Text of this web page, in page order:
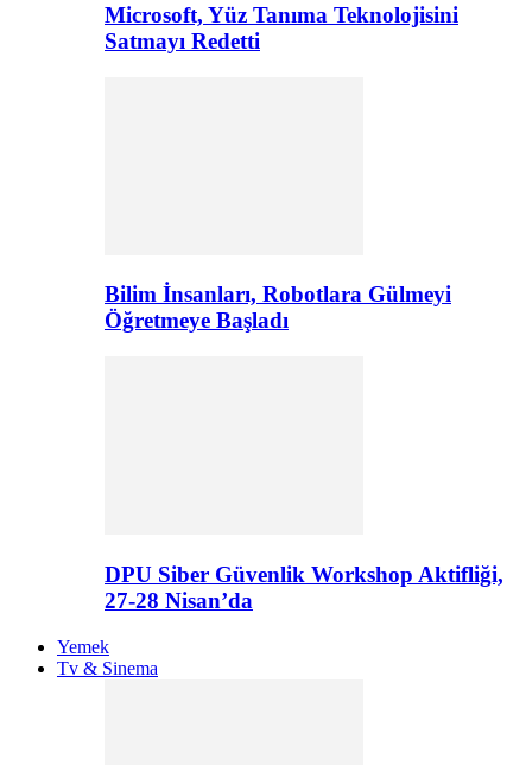
Microsoft, Yüz Tanıma Teknolojisini
Satmayı Redetti
Bilim İnsanları, Robotlara Gülmeyi
Öğretmeye Başladı
DPU Siber Güvenlik Workshop Aktifliği,
27-28 Nisan’da
Yemek
Tv & Sinema